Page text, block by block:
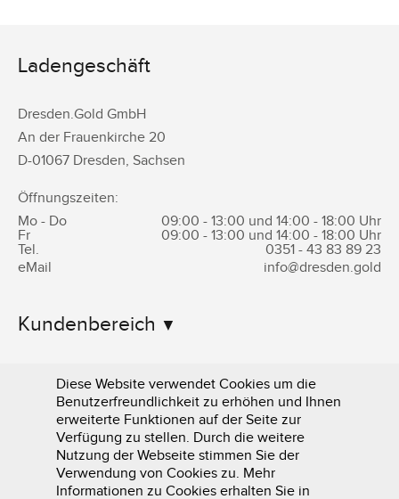
Ladengeschäft
Dresden.Gold GmbH
An der Frauenkirche 20
D-01067 Dresden, Sachsen
Öffnungszeiten:
Mo - Do
09:00 - 13:00 und 14:00 - 18:00 Uhr
Fr
09:00 - 13:00 und 14:00 - 18:00 Uhr
Tel.
0351 - 43 83 89 23
eMail
info@dresden.gold
Kundenbereich
Informationen
Diese Website verwendet Cookies um die
Benutzerfreundlichkeit zu erhöhen und Ihnen
erweiterte Funktionen auf der Seite zur
Verfügung zu stellen. Durch die weitere
Nutzung der Webseite stimmen Sie der
Verwendung von Cookies zu. Mehr
Informationen zu Cookies erhalten Sie in